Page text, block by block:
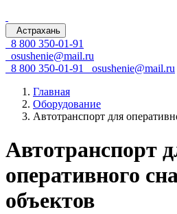
Астрахань
8 800 350-01-91
osushenie@mail.ru
8 800 350-01-91
osushenie@mail.ru
Главная
Оборудование
Автотранспорт для
Автотранспорт
оперативного
объектов